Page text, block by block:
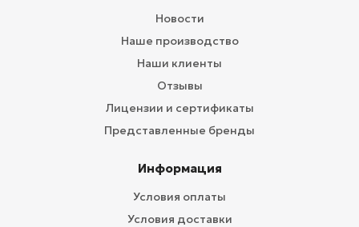
Новости
Наше производство
Наши клиенты
Отзывы
Лицензии и сертификаты
Представленные бренды
Информация
Условия оплаты
Условия доставки